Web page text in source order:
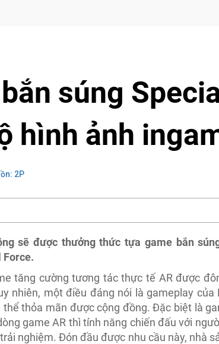
súng
hình ảnh
2P
sẽ được thưởng thức tựa game bắn
Force.
tăng cường tương tác thực tế AR được
nhiên, một điều đáng nói là gameplay của
thỏa mãn được cộng đồng. Đặc biệt là
game AR thì tính năng chiến đấu với
nghiệm. Đón đầu được nhu cầu này, nhà